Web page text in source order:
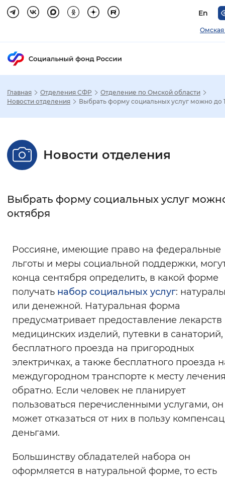
En
Омская
Размер шрифта
Шрифт
Интервал между буквами
Нормальный Увеличенный
Цвет сайта
Монохромный Инверсивный
Синий фон
Изображения
Включены Выключены
Звуковой ассистент
Воспроизвести Остановить
Вернуть стандартные настройки
Главная Отделения СФР
Отделение по Омской области
Новости отделения
Выбрать форму социальных услуг можно до
Новости отделения
Выбрать форму социальных услуг
октября
Россияне, имеющие право на федеральные
льготы и меры социальной поддержки,
конца сентября определить, в какой форме
получать набор социальных услуг:
или денежной. Натуральная форма
предусматривает предоставление лекарств
медицинских изделий, путевки в санаторий,
бесплатного проезда на пригородных
электричках, а также бесплатного проезда
междугородном транспорте к месту
обратно. Если человек не планирует
пользоваться перечисленными услугами, он
может отказаться от них в пользу
деньгами.
Большинству обладателей набора он
оформляется в натуральной форме, то есть